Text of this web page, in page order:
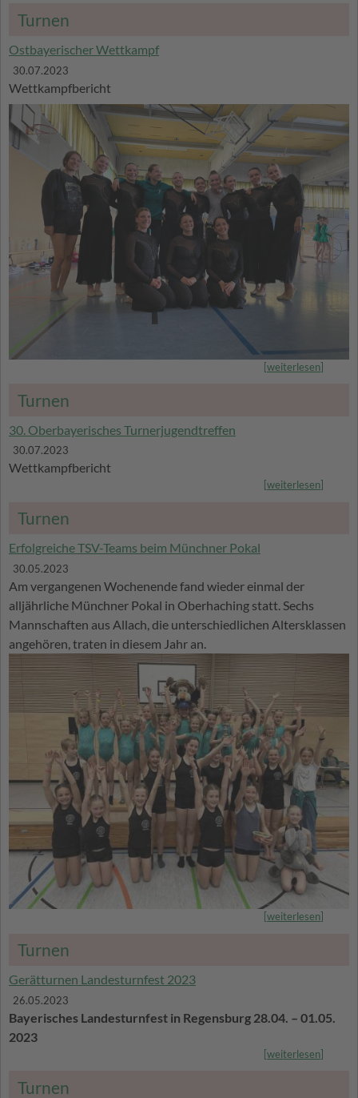
Turnen
Ostbayerischer Wettkampf
30.07.2023
Wettkampfbericht
[weiterlesen]
Turnen
30. Oberbayerisches Turnerjugendtreffen
30.07.2023
Wettkampfbericht
[weiterlesen]
Turnen
Erfolgreiche TSV-Teams beim Münchner Pokal
30.05.2023
Am vergangenen Wochenende fand wieder einmal der
alljährliche Münchner Pokal in Oberhaching statt. Sechs
Mannschaften aus Allach, die unterschiedlichen Altersklassen
angehören, traten in diesem Jahr an.
[weiterlesen]
Turnen
Gerätturnen Landesturnfest 2023
26.05.2023
Bayerisches Landesturnfest in Regensburg 28.04. – 01.05.
2023
[weiterlesen]
Turnen